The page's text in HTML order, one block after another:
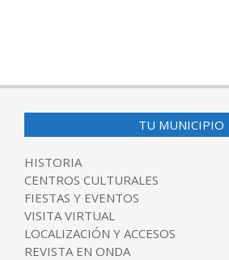
TU MUNICIPIO
HISTORIA
CENTROS CULTURALES
FIESTAS Y EVENTOS
VISITA VIRTUAL
LOCALIZACIÓN Y ACCESOS
REVISTA EN ONDA